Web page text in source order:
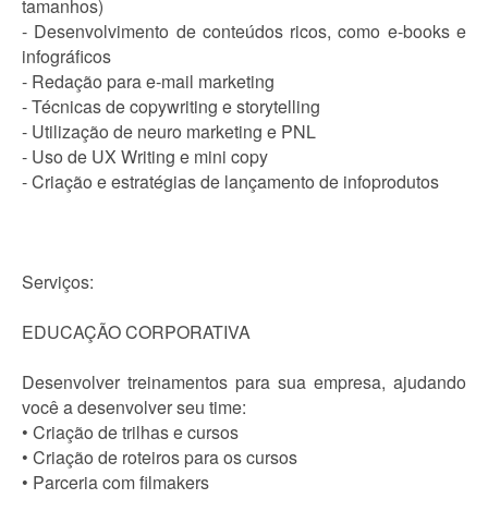
tamanhos)
- Desenvolvimento de conteúdos ricos, como e-books e
infográficos
- Redação para e-mail marketing
- Técnicas de copywriting e storytelling
- Utilização de neuro marketing e PNL
- Uso de UX Writing e mini copy
- Criação e estratégias de lançamento de infoprodutos
Serviços:
EDUCAÇÃO CORPORATIVA
Desenvolver treinamentos para sua empresa, ajudando
você a desenvolver seu time:
• Criação de trilhas e cursos
• Criação de roteiros para os cursos
• Parceria com filmakers